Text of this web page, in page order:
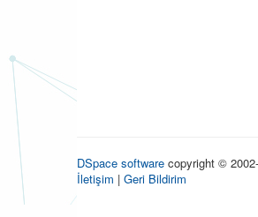
DSpace software copyright ©
İletişim | Geri Bildirim